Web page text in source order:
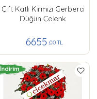
Çift Katlı Kırmızı Gerbera
Düğün Çelenk
6655 ,00 TL
İndirim